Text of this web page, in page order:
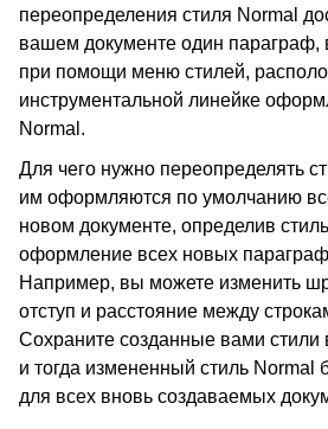
переопределения стиля Normal
вашем документе один параграф,
при помощи меню стилей,
инструментальной линейке
Normal.
Для чего нужно переопределять
им оформляются по умолчанию
новом документе, определив
оформление всех новых
Например, вы можете изменить
отступ и расстояние между
Сохраните созданные вами
и тогда измененный стиль Normal
для всех вновь создаваемых